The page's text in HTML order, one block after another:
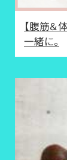
【腹筋＆
一緒に。